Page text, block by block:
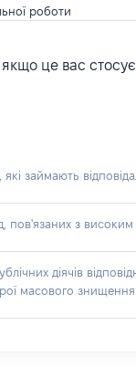
роботи
якщо це вас
займають
з високим
діячів
масового